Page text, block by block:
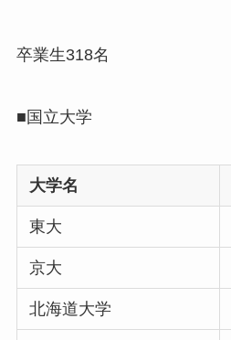
卒業生318名
■国立大学
大学名
東大
京大
北海道大学